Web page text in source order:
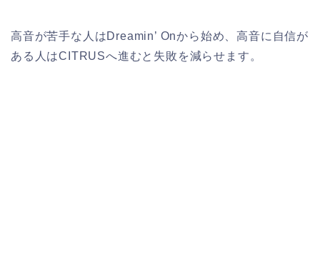
高音が苦手な人はDreamin’ Onから始め、高音に自信が
ある人はCITRUSへ進むと失敗を減らせます。